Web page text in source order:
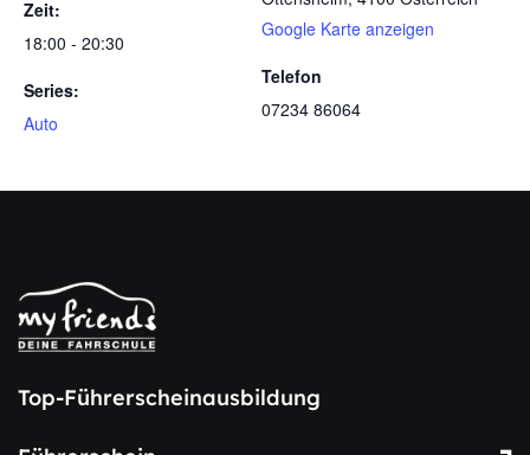
Zeit:
18:00 - 20:30
Series:
Auto
Google Karte anzeigen
Telefon
07234 86064
Top-Führerscheinausbildung